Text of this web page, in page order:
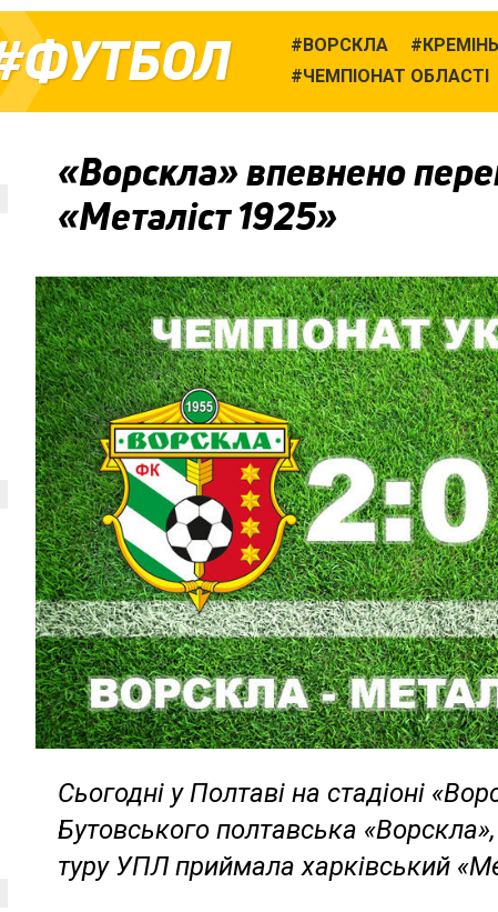
ФУТБОЛ ВОРСКЛА КРЕМІНЬ
ЧЕМПІОНАТ ОБЛАСТІ
«Ворскла» впевнено
«Металіст 1925»
Сьогодні у Полтаві на стадіоні
Бутовського полтавська
туру УПЛ приймала харківський